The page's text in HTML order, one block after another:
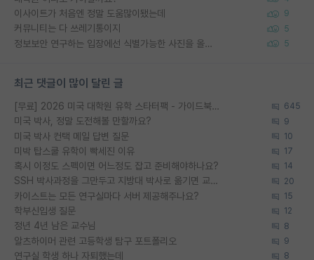
이사이트가 처음엔 정말 도움많이됐는데 9
커뮤니티는 다 쓰레기통이지 5
정보보안 연구하는 입장에선 식별가능한 사진을 올리는건 비추이긴함 5
최근 댓글이 많이 달린 글
[무료] 2026 미국 대학원 유학 스타터팩 - 가이드북 & 합격자 컨택메일 템플릿 645
미국 박사, 정말 도전해볼 만할까요? 9
미국 박사 컨택 메일 답변 질문 10
미박 탑스쿨 유학이 빡세진 이유 17
혹시 이정도 스펙이면 어느정도 잡고 준비해야하나요? 14
SSH 박사과정을 그만두고 지방대 박사로 옮기면 교수의 꿈은 끝일까요? 20
카이스트는 모든 연구실마다 서버 제공해주나요? 15
학부신입생 질문 12
정년 4년 남은 교수님 8
알츠하이머 관련 고등학생 탐구 포트폴리오 9
연구실 학생 하나 자퇴했는데 8